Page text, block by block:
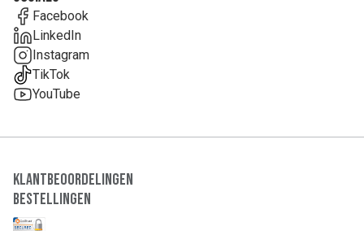
Facebook
LinkedIn
Instagram
TikTok
YouTube
Klantbeoordelingen
Bestellingen